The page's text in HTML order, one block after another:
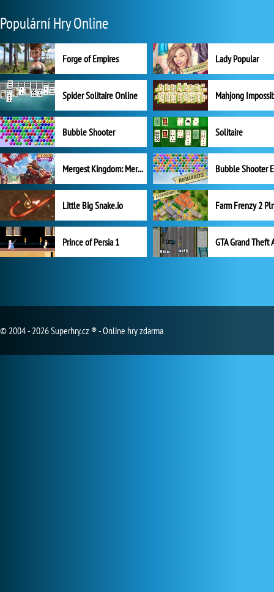
Populární Hry Online
Forge of Empires Lady Popular
Spider Solitaire Online Mahjong
Bubble Shooter Solitaire
Mergest Kingdom: Merge Puzzle
Little Big Snake.io
Prince of Persia 1 GTA Grand Theft
© 2004 - 2026 Superhry.cz ® - Online hry zdarma